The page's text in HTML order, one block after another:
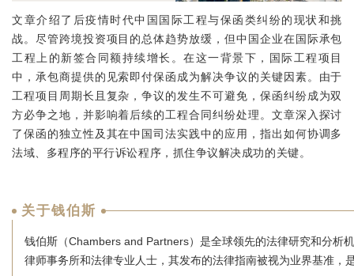
文章介绍了后疫情时代中国国际工程与保函类纠纷的现状和挑
战。尽管跨境投资项目的总体趋势放缓，但中国企业在国际承包
工程上的新签合同额持续增长。在这一背景下，国际工程项目
中，承包商提供的见索即付保函成为解决争议的关键因素。由于
工程项目周期长且复杂，争议的发生不可避免，保函纠纷成为双
方必争之地，并影响着后续的工程合同纠纷处理。文章深入探讨
了保函的独立性及其在中国司法实践中的应用，指出如何协调多
法域、多程序的平行诉讼程序，抓住争议解决成功的关键。
关于钱伯斯
钱伯斯（Chambers and Partners）是全球领先的法律研究和分析
律师事务所和法律专业人士，其发布的法律指南被视为业界基准，